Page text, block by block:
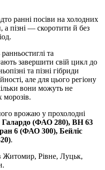
ранні посіви на холодних
а пізні — скоротити й без
та
завершити свій цикл до
та пізні гібриди
але для цього регіону
вони можуть не
морозів.
врожаю у прохолодні
Галардо (ФАО 280), ВН 63
6 (ФАО 300), Бейліс
.
Житомир, Рівне, Луцьк,